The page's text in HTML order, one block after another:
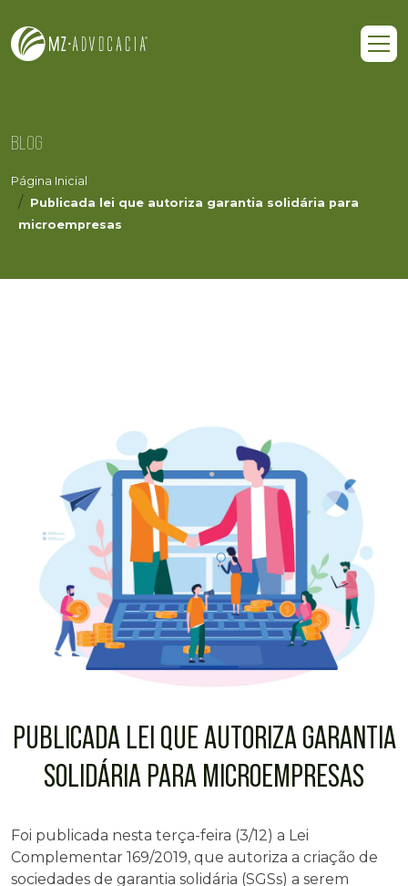
BLOG
Página Inicial
Publicada lei que autoriza garantia solidária para
microempresas
PUBLICADA LEI QUE AUTORIZA GARANTIA
SOLIDÁRIA PARA MICROEMPRESAS
Foi publicada nesta terça-feira (3/12) a Lei
Complementar 169/2019, que autoriza a criação de
sociedades de garantia solidária (SGSs) a serem